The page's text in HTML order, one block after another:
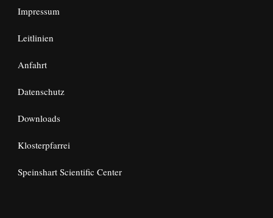
Impressum
Leitlinien
Anfahrt
Datenschutz
Downloads
Klosterpfarrei
Speinshart Scientific Center